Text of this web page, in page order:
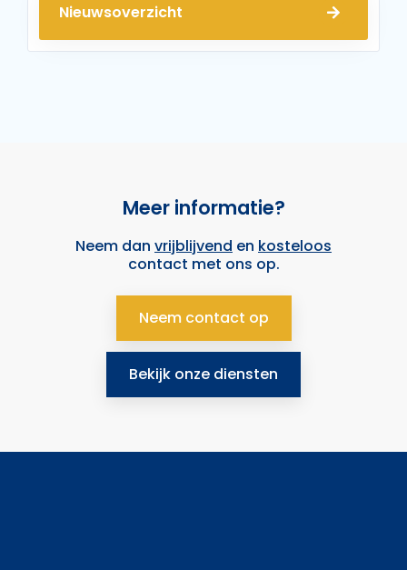
Nieuwsoverzicht
Meer informatie?
Neem dan vrijblijvend en kosteloos
contact met ons op.
Neem contact op
Bekijk onze diensten